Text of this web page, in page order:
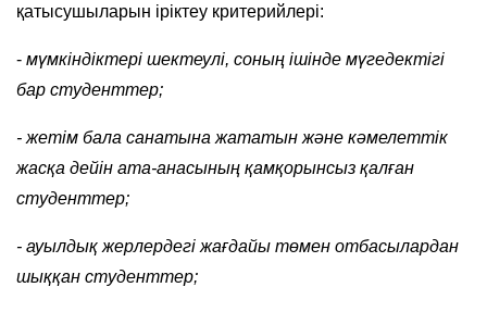
қатысушыларын іріктеу критерийлері:
- мүмкіндіктері шектеулі, соның ішінде мүгедектігі
бар студенттер;
- жетім бала санатына жататын және кәмелеттік
жасқа дейін ата-анасының қамқорынсыз қалған
студенттер;
- ауылдық жерлердегі жағдайы төмен отбасылардан
шыққан студенттер;